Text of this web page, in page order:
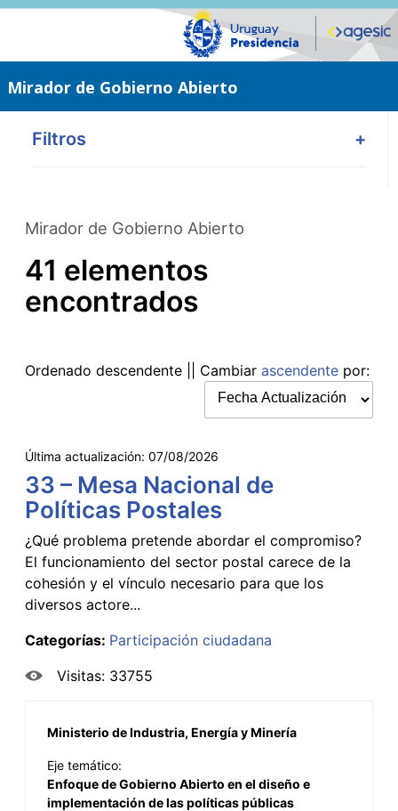
Saltar
Mirador de Gobierno Abierto
Filtros +
Mirador de Gobierno Abierto
41 elementos
encontrados
Ordenado descendente || Cambiar ascendente por:
Última actualización: 07/08/2026
33 – Mesa Nacional de
Políticas Postales
¿Qué problema pretende abordar el compromiso?
El funcionamiento del sector postal carece de la
cohesión y el vínculo necesario para que los
diversos actore...
Categorías: Participación ciudadana
Visitas: 33755
Ministerio de Industria, Energía y Minería
Eje temático:
Enfoque de Gobierno Abierto en el diseño e
implementación de las políticas públicas